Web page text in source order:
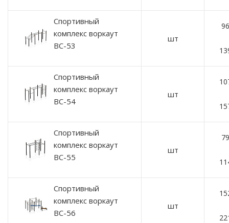
Спортивный
комплекс воркаут
ВС-53
шт
Спортивный
комплекс воркаут
ВС-54
шт
Спортивный
комплекс воркаут
ВС-55
шт
Спортивный
комплекс воркаут
ВС-56
шт